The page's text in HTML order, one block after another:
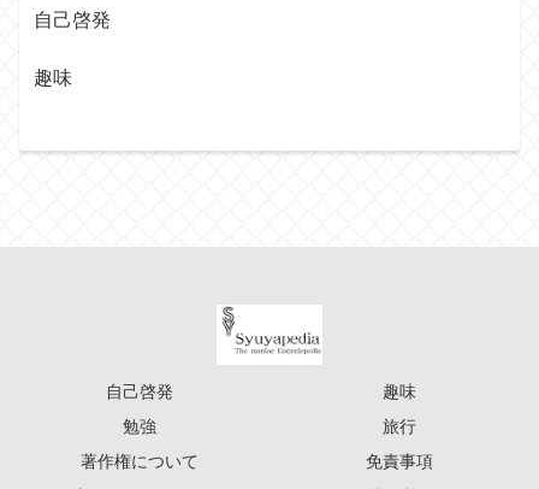
自己啓発
趣味
自己啓発
趣味
勉強
旅行
著作権について
免責事項